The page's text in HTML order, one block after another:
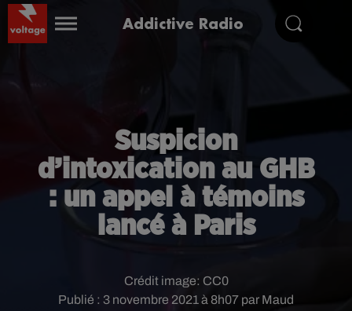
Addictive Radio
Suspicion
d’intoxication au GHB
: un appel à témoins
lancé à Paris
Publié : 3 novembre 2021 à 8h07 par Maud
Crédit image: CC0